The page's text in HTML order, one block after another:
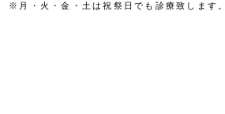
※月・火・金・土は祝祭日でも診療致します。